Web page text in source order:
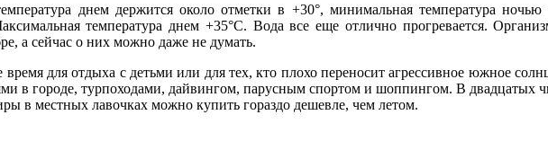
днем держится около отметки в +30°, минимальная температура
температура днем +35°C. Вода все еще отлично прогревается.
а сейчас о них можно даже не думать.
время для отдыха с детьми или для тех, кто плохо переносит агрессивное южное
в городе, турпоходами, дайвингом, парусным спортом и шоппингом. В двадцатых
в местных лавочках можно купить гораздо дешевле, чем летом.